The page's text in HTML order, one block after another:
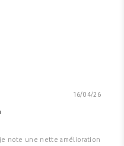
16/04/26
note une nette amélioration